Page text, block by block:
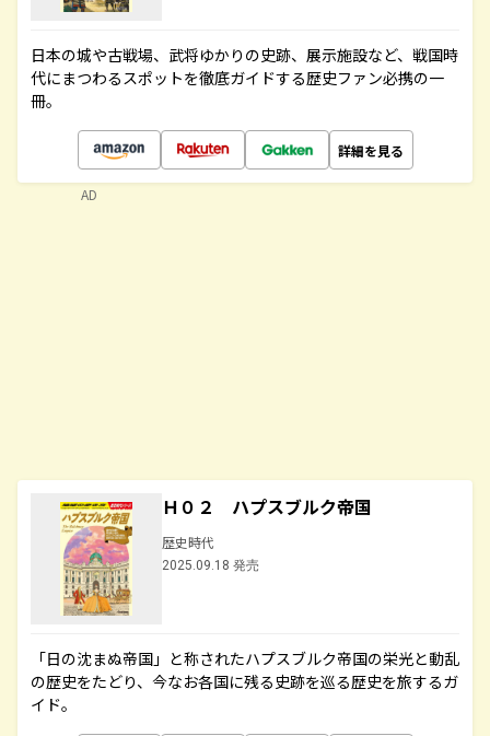
日本の城や古戦場、武将ゆかりの史跡、展示施設など、戦国時
代にまつわるスポットを徹底ガイドする歴史ファン必携の一
冊。
詳細を見る
Ｈ０２ ハプスブルク帝国
歴史時代
2025.09.18 発売
「日の沈まぬ帝国」と称されたハプスブルク帝国の栄光と動乱
の歴史をたどり、今なお各国に残る史跡を巡る歴史を旅するガ
イド。
AD